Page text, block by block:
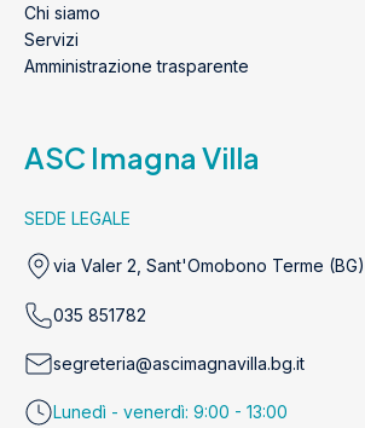
Chi siamo
Servizi
Amministrazione trasparente
ASC Imagna Villa
SEDE LEGALE
via Valer 2, Sant'Omobono Terme (BG)
035 851782
segreteria@ascimagnavilla.bg.it
Lunedì - venerdì: 9:00 - 13:00